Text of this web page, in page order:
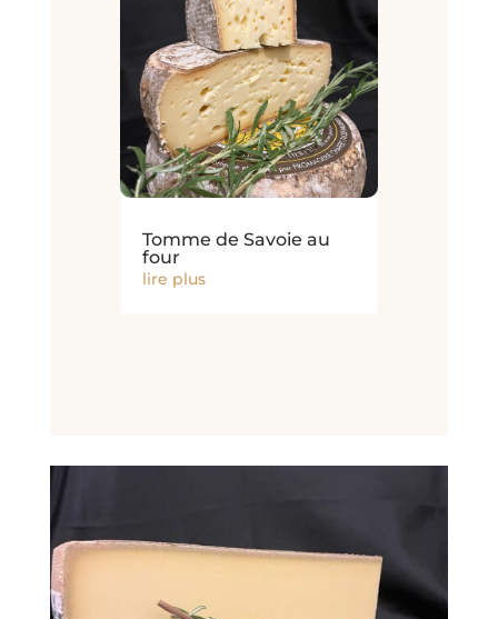
Tomme de Savoie au
four
lire plus